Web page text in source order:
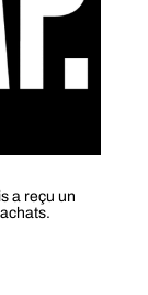
a reçu un